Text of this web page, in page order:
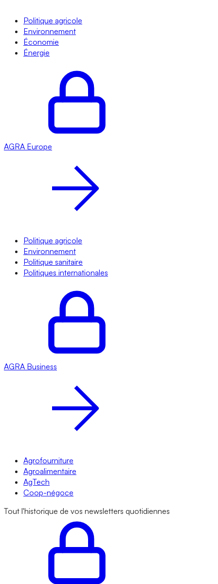
Politique agricole
Environnement
Économie
Énergie
AGRA Europe
Politique agricole
Environnement
Politique sanitaire
Politiques internationales
AGRA Business
Agrofourniture
Agroalimentaire
AgTech
Coop-négoce
Tout l'historique de vos newsletters quotidiennes